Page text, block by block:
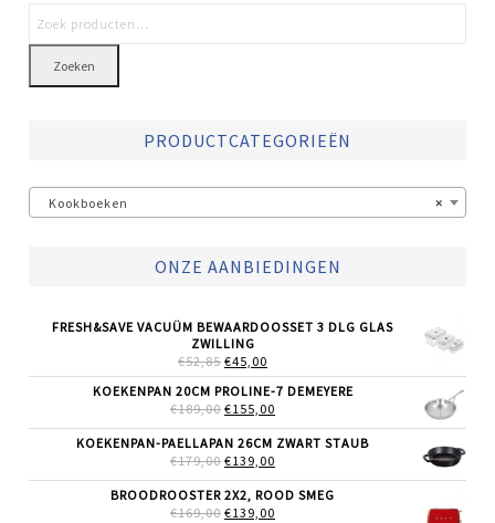
Zoeken
PRODUCTCATEGORIEËN
×
Kookboeken
ONZE AANBIEDINGEN
FRESH&SAVE VACUÜM BEWAARDOOSSET 3 DLG GLAS
ZWILLING
€52,85 OORSPRONKELIJKE
PRIJS
WAS:
€52,85.
€45,00
PRIJS
IS:
€45,00.
KOEKENPAN 20CM PROLINE-7 DEMEYERE
€189,00 OORSPRONKELIJKE
WAS:
€189,00.
€155,00
IS:
KOEKENPAN-PAELLAPAN 26CM ZWART STAUB
€179,00 OORSPRONKELIJKE
WAS:
€179,00.
€139,00
IS:
BROODROOSTER 2X2, ROOD SMEG
€169,00 OORSPRONKELIJKE
€139,00